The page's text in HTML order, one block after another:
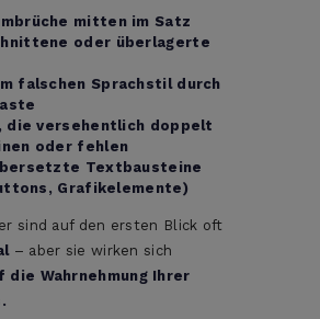
mitten im Satz
oder überlagerte
falschen Sprachstil durch
die versehentlich doppelt
oder fehlen
Textbausteine
Grafikelemente)
sind auf den ersten Blick oft
– aber sie wirken sich
die Wahrnehmung Ihrer